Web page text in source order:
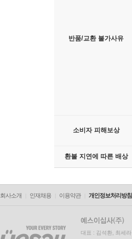
반품/교환 불가사유
소비자 피해보상
환불 지연에 따른 배상
회사소개 인재채용 이용약관 개인정보처리방침
대표 : 김석환, 최세라